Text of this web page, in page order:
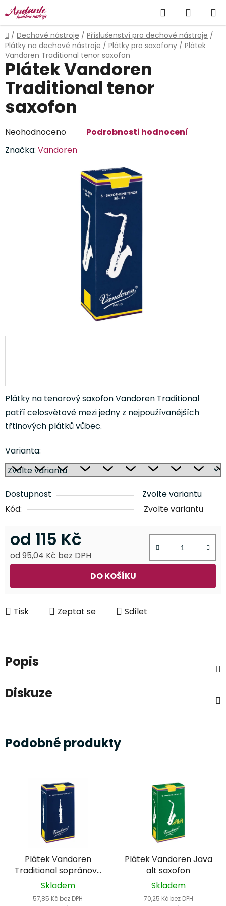
Přejít
na
obsah
Hledat
KOŠÍK
Domů
/ Dechové nástroje / Příslušenství pro dechové nástroje /
Plátky na dechové nástroje / Plátky pro saxofony / Plátek
Vandoren Traditional tenor saxofon
Plátky na tenorový saxofon Vandoren Traditional
patří celosvětově mezi jedny z nejpoužívanějších
třtinových plátků vůbec.
Varianta:
Dostupnost
Zvolte variantu
Kód:
Zvolte variantu
od 115 Kč
od95,04 Kč bez DPH
DO KOŠÍKU
Tisk Zeptat se Sdílet
Plátek Vandoren
Traditional tenor
saxofon
Průměrné
produktu
Neohodnoceno
Podrobnosti hodnocení
Značka: Vandoren
Popis
Diskuze
Podobné produkty
Plátek Vandoren
Traditional sopránový
saxofon
Skladem
57,85 Kč bez DPH
Plátek Vandoren Java
alt saxofon
Skladem
70,25 Kč bez DPH